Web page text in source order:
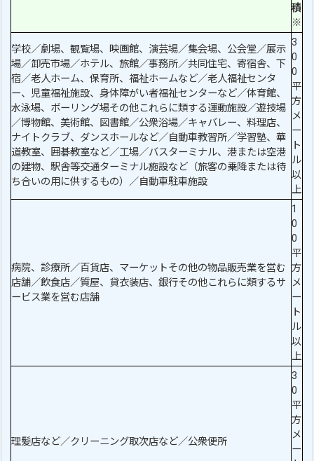
積
※
学校／劇場、観覧場、映画館、演芸場／集会場、公会堂／展示
場／卸売市場／ホテル、旅館／事務所／共同住宅、寄宿舎、下
宿／老人ホーム、保育所、福祉ホームなど／老人福祉センタ
ー、児童福祉施設、身体障がい者福祉センターなど／体育館、
水泳場、ボーリング場その他これらに類する運動施設／遊技場
／博物館、美術館、図書館／公衆浴場／キャバレー、料理店、
ナイトクラブ、ダンスホールなど／自動車教習所／学習塾、華
道教室、囲碁教室など／工場／バスターミナル、港または空港
の建物、駅舎等交通ターミナル施設など（旅客の乗降または待
ち合いの用に供するもの）／自動車駐車施設
3
0
0
平
方
メ
ー
ト
ル
以
上
病院、診療所／百貨店、マーケットその他の物品販売業を営む
店舗／飲食店／質屋、貸衣装店、銀行その他これらに類するサ
ービス業を営む店舗
1
0
0
平
方
メ
ー
ト
ル
以
上
理髪店など／クリーニング取次店など／公衆便所
3
0
平
方
メ
ー